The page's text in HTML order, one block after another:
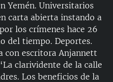
Yemén. Universitarios
carta abierta instando a
los crímenes hace 26
del tiempo. Deportes.
con escritora Anjannett
clarividente de la calle
Los beneficios de la